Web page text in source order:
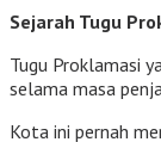
Sejarah Tugu
Tugu Proklamasi
selama masa
Kota ini pernah